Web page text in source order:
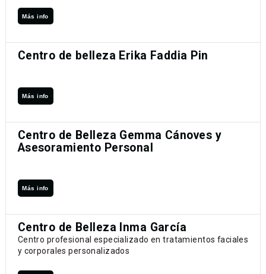
Más info
Centro de belleza Erika Faddia Pin
Más info
Centro de Belleza Gemma Cánoves y
Asesoramiento Personal
Más info
Centro de Belleza Inma García
Centro profesional especializado en tratamientos faciales
y corporales personalizados